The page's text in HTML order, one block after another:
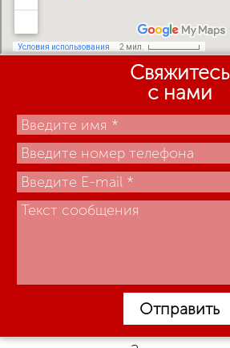
Свяжитесь
с нами
Отправить